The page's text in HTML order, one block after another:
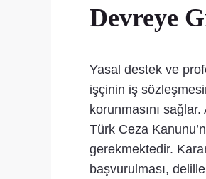
Devreye
Yasal destek ve
işçinin iş
korunmasını
Türk Ceza
gerekmektedir.
başvurulması,